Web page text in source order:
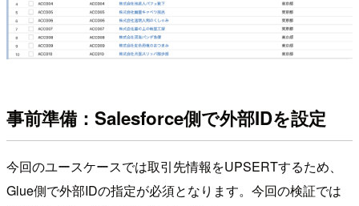
事前準備：Salesforce側で外部IDを設定
今回のユースケースでは取引先情報をUPSERTするため、
Glue側で外部IDの指定が必須となります。今回の検証では